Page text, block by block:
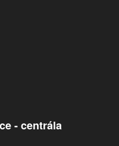
- centrála